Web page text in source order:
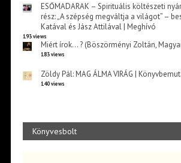
ESŐMADARAK – Spirituális költészeti
rész: „A szépség megváltja a világot” –
Katával és Jász Attilával | Meghívó
193 views
Miért írok… ? (Böszörményi Zoltán,
183 views
Zöldy Pál: MAG ÁLMA VIRÁG |
140 views
Könyvesbolt